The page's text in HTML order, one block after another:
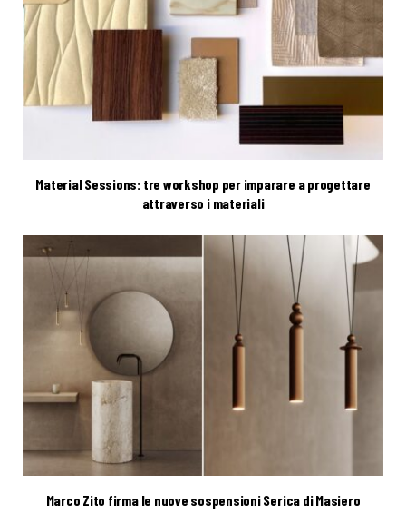
Material Sessions: tre workshop per imparare a progettare
attraverso i materiali
Marco Zito firma le nuove sospensioni Serica di Masiero